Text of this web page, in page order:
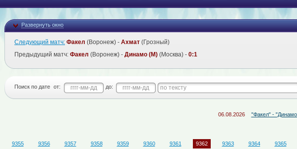
Развернуть окно
Следующий матч: Факел (Воронеж) - Ахмат (Грозный)
Предыдущий матч: Факел (Воронеж) - Динамо (М) (Москва) - 0:1
Поиск по дате от: до:
06.08.2026 "Факел" - "Динамо (М)" -
9355 9356 9357 9358 9359 9360 9361 9362 9363 9364 9365